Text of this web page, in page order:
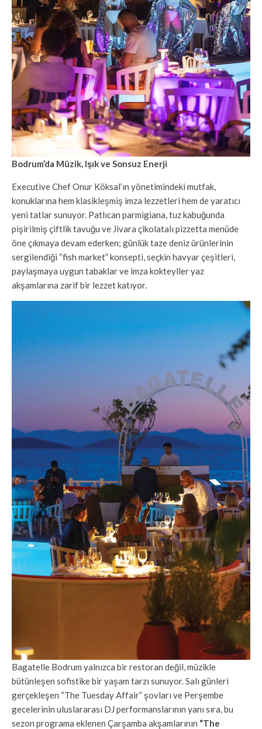
Bodrum’da Müzik, Işık ve Sonsuz Enerji
Executive Chef Onur Köksal’ın yönetimindeki mutfak,
konuklarına hem klasikleşmiş imza lezzetleri hem de yaratıcı
yeni tatlar sunuyor. Patlıcan parmigiana, tuz kabuğunda
pişirilmiş çiftlik tavuğu ve Jivara çikolatalı pizzetta menüde
öne çıkmaya devam ederken; günlük taze deniz ürünlerinin
sergilendiği “fish market” konsepti, seçkin havyar çeşitleri,
paylaşmaya uygun tabaklar ve imza kokteyller yaz
akşamlarına zarif bir lezzet katıyor.
Bagatelle Bodrum yalnızca bir restoran değil, müzikle
bütünleşen sofistike bir yaşam tarzı sunuyor. Salı günleri
gerçekleşen “The Tuesday Affair” şovları ve Perşembe
gecelerinin uluslararası DJ performanslarının yanı sıra, bu
sezon programa eklenen Çarşamba akşamlarının “The